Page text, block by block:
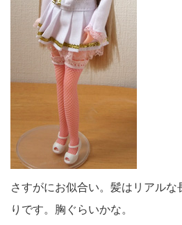
さすがにお似合い。髪はリアルな
りです。胸ぐらいかな。